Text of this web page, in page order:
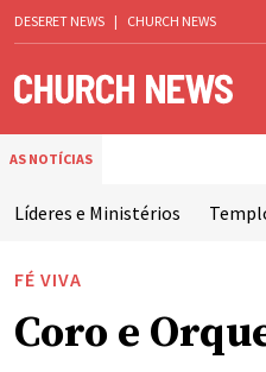
DESERET NEWS | CHURCH NEWS
AS NOTÍCIAS
Líderes e Ministérios
FÉ VIVA
Coro e